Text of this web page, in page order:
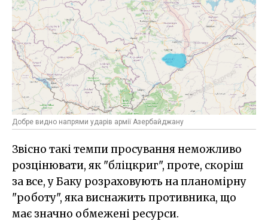
Добре видно напрями ударів армії Азербайджану
Звісно такі темпи просування неможливо
розцінювати, як "бліцкриг", проте, скоріш
за все, у Баку розраховують на планомірну
"роботу", яка виснажить противника, що
має значно обмежені ресурси.